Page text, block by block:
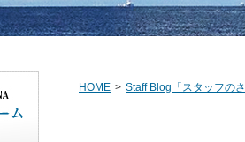
HOME > Staff Blog「スタッフの